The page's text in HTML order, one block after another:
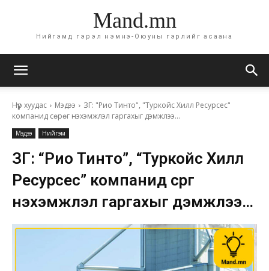
Mand.mn
Нийгэмд гэрэл нэмнэ-Оюуны гэрлийг асаана
Нүүр хуудас Мэдээ
ЗГ: "Рио Тинто", "Туркойс Хилл Ресурсес"
компанид сөрөг нэхэмжлэл гаргахыг дэмжлээ...
Мэдээ Нийгэм
ЗГ: “Рио Тинто”, “Туркойс Хилл
Ресурсес” компанид сөрөг
нэхэмжлэл гаргахыг дэмжлээ…